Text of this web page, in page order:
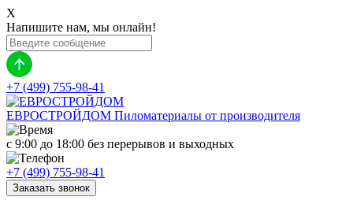
X
Напишите нам, мы онлайн!
+7 (499) 755-98-41
ЕВРОСТРОЙДОМ Пиломатериалы от производителя
с 9:00 до 18:00 без перерывов и выходных
+7 (499) 755-98-41
Заказать звонок